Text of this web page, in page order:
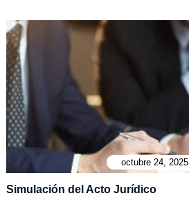
octubre 24, 2025
Simulación del Acto Jurídico